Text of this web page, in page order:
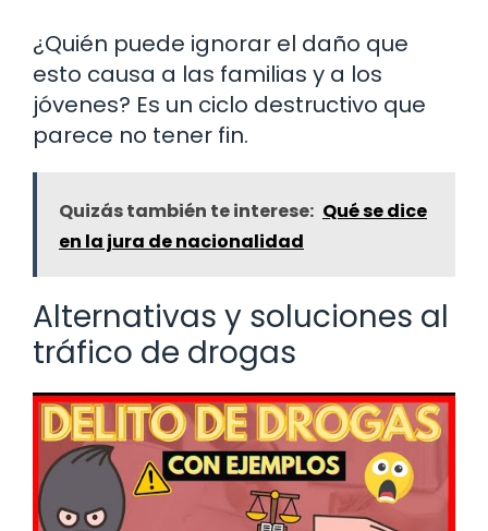
¿Quién puede ignorar el daño que
esto causa a las familias y a los
jóvenes? Es un ciclo destructivo que
parece no tener fin.
Quizás también te interese: Qué se dice
en la jura de nacionalidad
Alternativas y soluciones al
tráfico de drogas